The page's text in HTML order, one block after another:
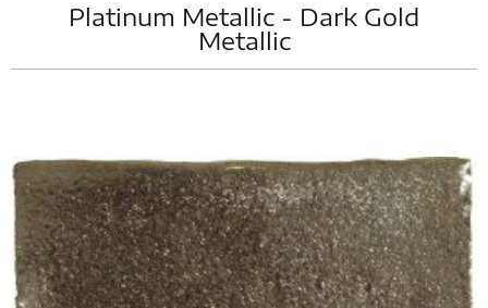
Platinum Metallic - Dark Gold
Metallic